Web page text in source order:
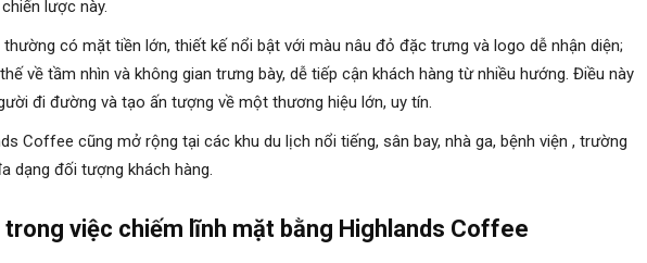
lược này.
có mặt tiền lớn, thiết kế nổi bật với màu nâu đỏ đặc trưng và logo dễ nhận diện;
về tầm nhìn và không gian trưng bày, dễ tiếp cận khách hàng từ nhiều hướng. Điều này
đi đường và tạo ấn tượng về một thương hiệu lớn, uy tín.
Coffee cũng mở rộng tại các khu du lịch nổi tiếng, sân bay, nhà ga, bệnh viện , trường
dạng đối tượng khách hàng.
việc chiếm lĩnh mặt bằng Highlands Coffee